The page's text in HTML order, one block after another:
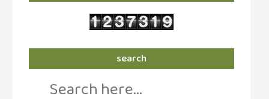
search
Search